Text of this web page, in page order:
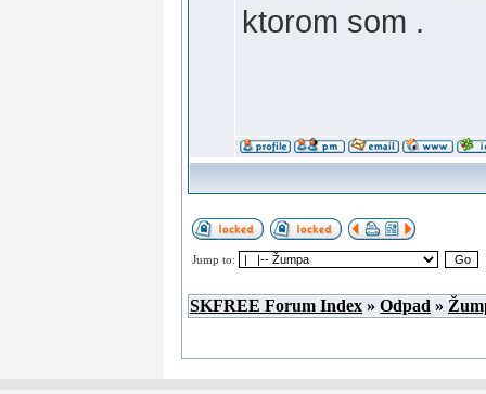
ktorom som .
Jump to:
SKFREE Forum Index » Odpad »